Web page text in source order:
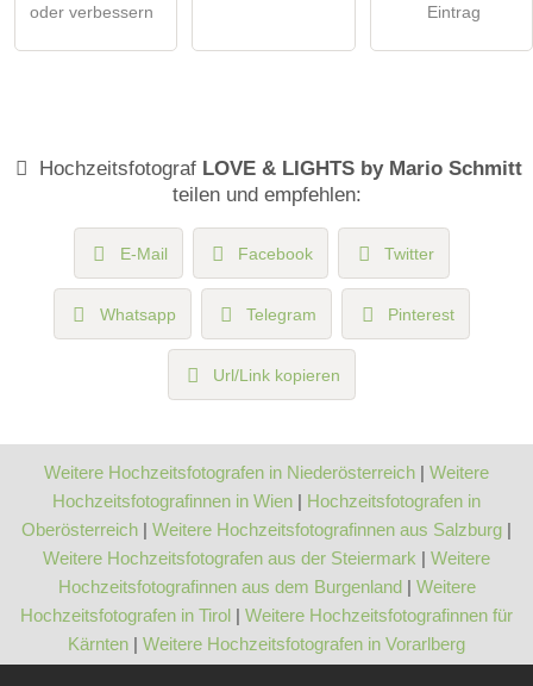
oder verbessern
Eintrag
Hochzeitsfotograf LOVE & LIGHTS by Mario Schmitt
teilen und empfehlen:
E-Mail Facebook Twitter
Whatsapp Telegram Pinterest
Url/Link kopieren
Weitere Hochzeitsfotografen in Niederösterreich | Weitere
Hochzeitsfotografinnen in Wien | Hochzeitsfotografen in
Oberösterreich | Weitere Hochzeitsfotografinnen aus Salzburg |
Weitere Hochzeitsfotografen aus der Steiermark | Weitere
Hochzeitsfotografinnen aus dem Burgenland| Weitere
Hochzeitsfotografen in Tirol | Weitere Hochzeitsfotografinnen für
Kärnten | Weitere Hochzeitsfotografen in Vorarlberg